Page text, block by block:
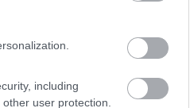
including
user protection.
8,1